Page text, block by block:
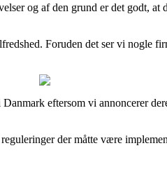
og af den grund er det godt,
Foruden det ser vi nogle
eftersom vi annoncerer
der måtte være